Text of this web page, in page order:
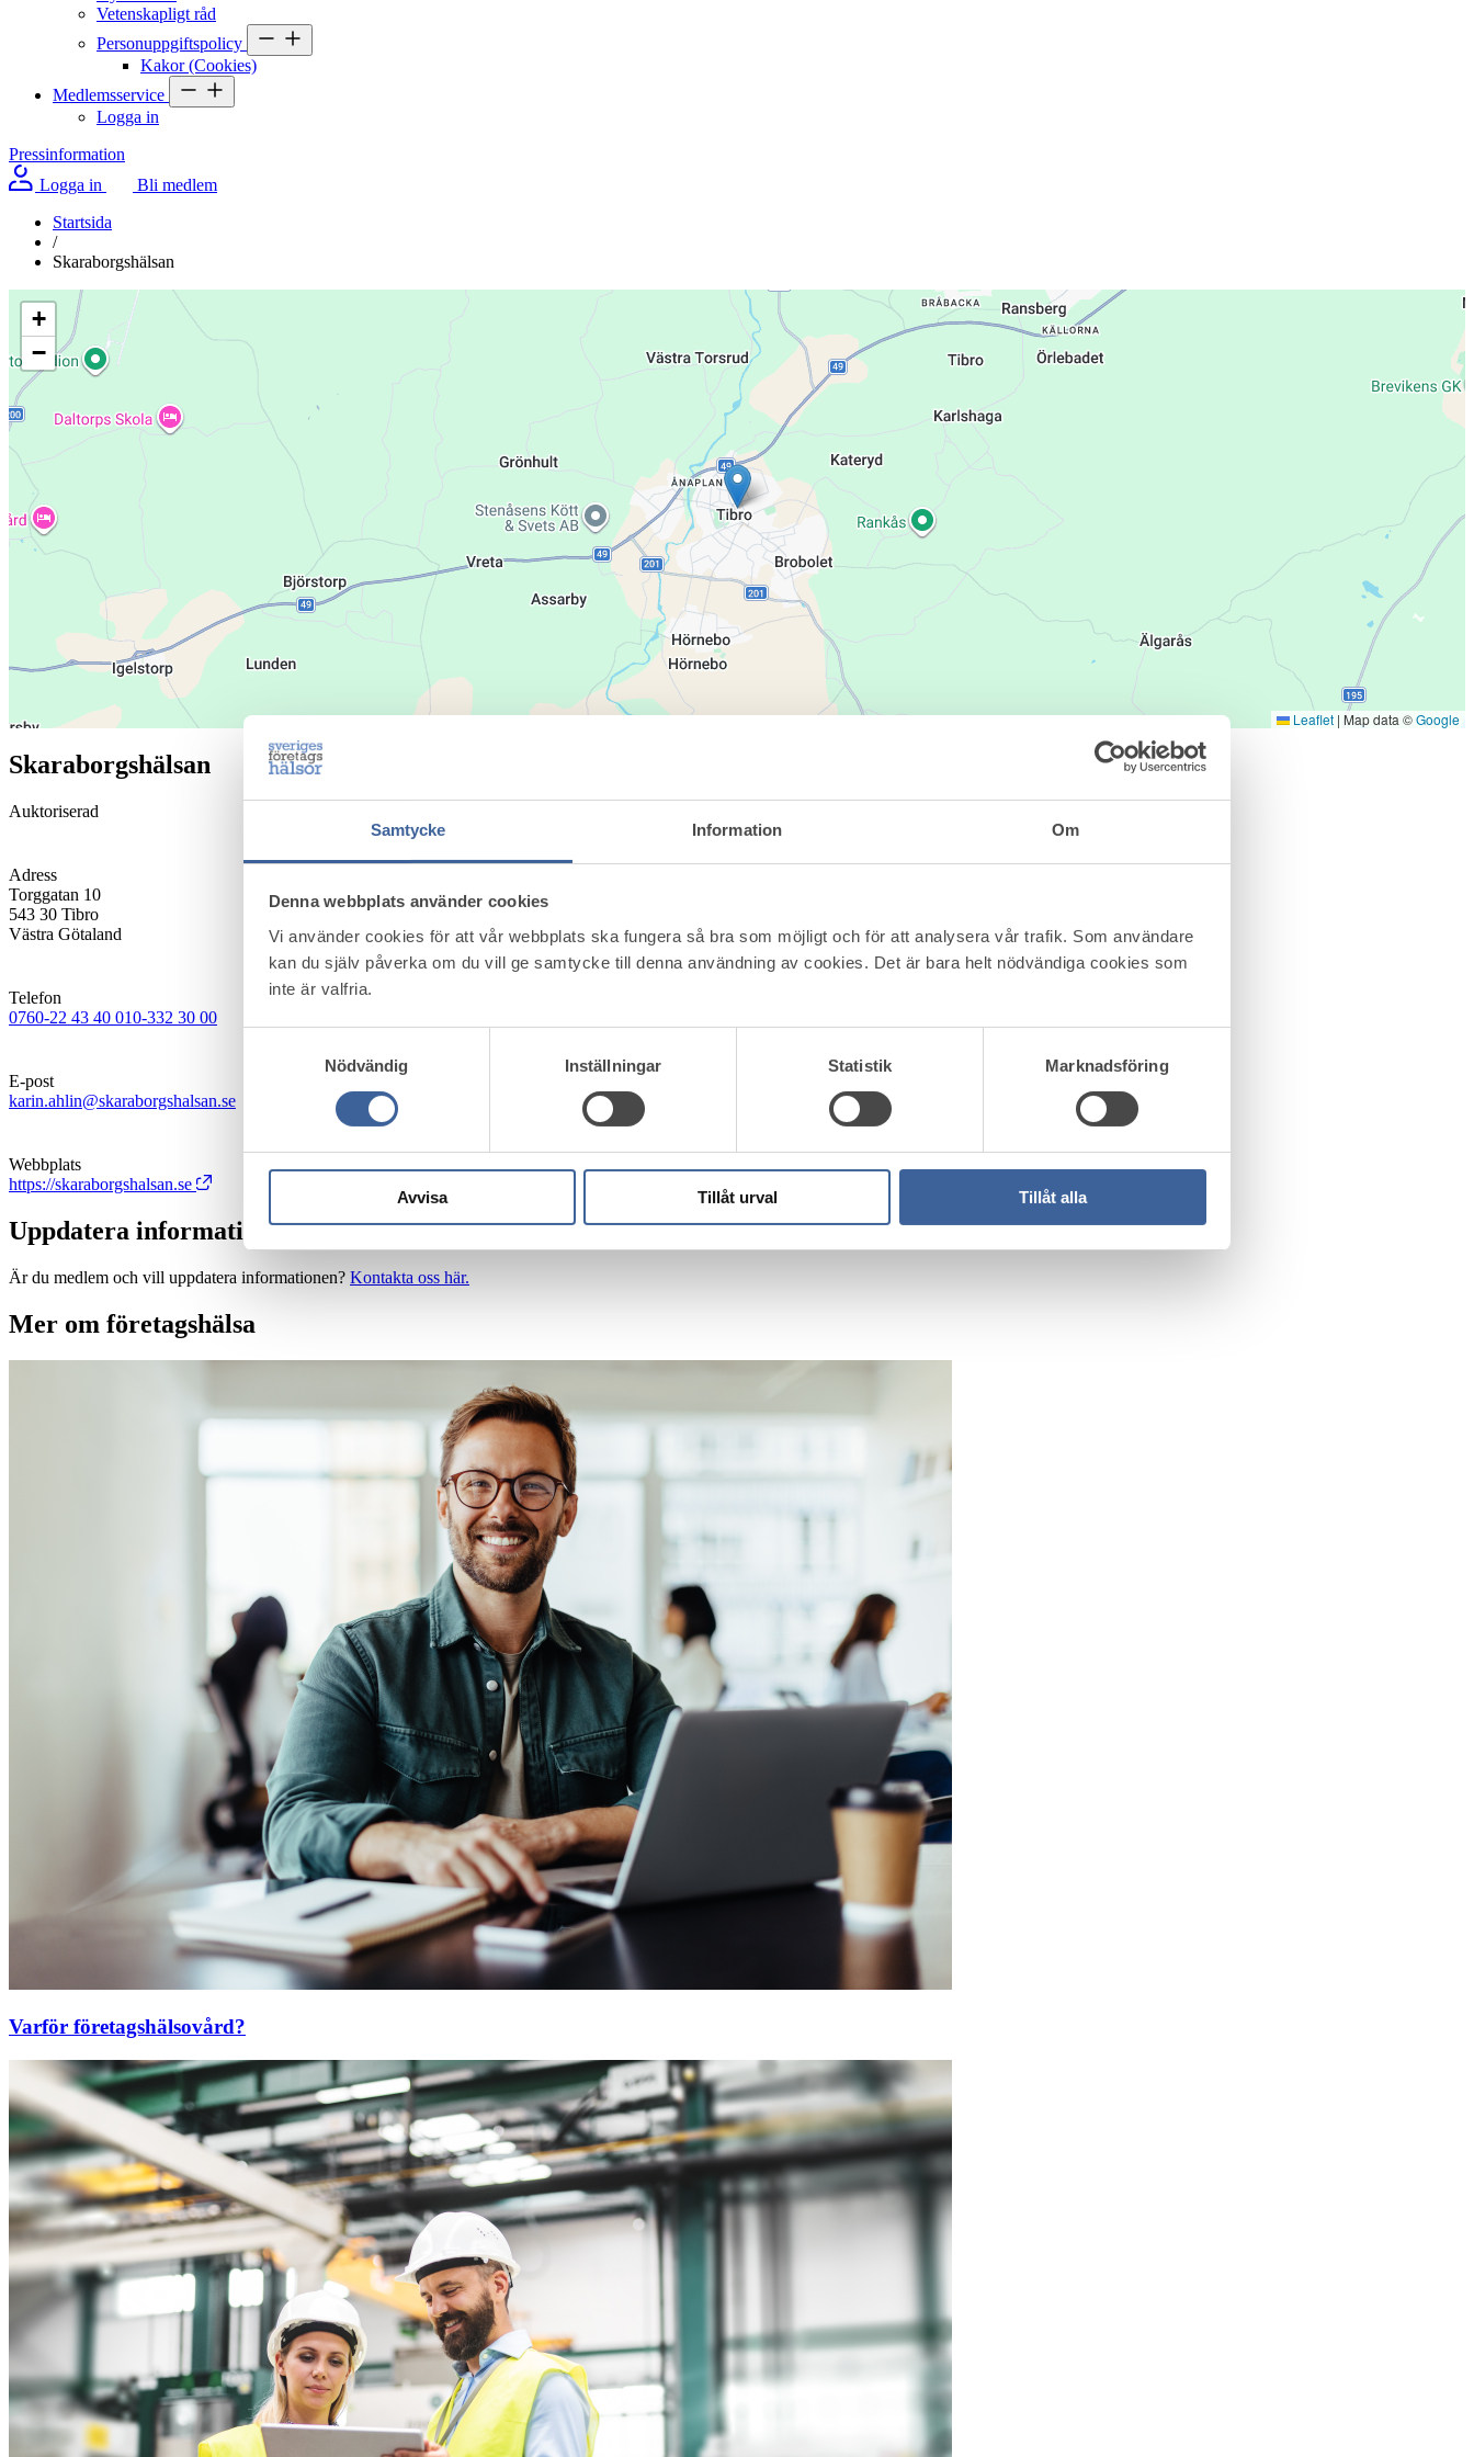
Samtycke Information Om
Denna webbplats använder cookies
Vi använder cookies för att vår webbplats ska fungera så bra som möjligt och för att analysera vår trafik. Som användare
kan du själv påverka om du vill ge samtycke till denna användning av cookies. Det är bara helt nödvändiga cookies som
inte är valfria.
Nödvändig
Inställningar Statistik Marknadsföring
Avvisa Tillåt urval Tillåt alla
Vetenskapligt råd
Personuppgiftspolicy
Kakor (Cookies)
Medlemsservice
Logga in
Pressinformation
Logga in
Bli medlem
Startsida
/
Skaraborgshälsan
+
−
Leaflet | Map data ©Google
Skaraborgshälsan
Auktoriserad
Adress
Torggatan 10
543 30 Tibro
Västra Götaland
Telefon
0760-22 43 40 010-332 30 00
E-post
karin.ahlin@skaraborgshalsan.se
Webbplats
https://skaraborgshalsan.se
Uppdatera information
Är du medlem och vill uppdatera informationen? Kontakta oss här.
Mer om företagshälsa
Varför företagshälsovård?